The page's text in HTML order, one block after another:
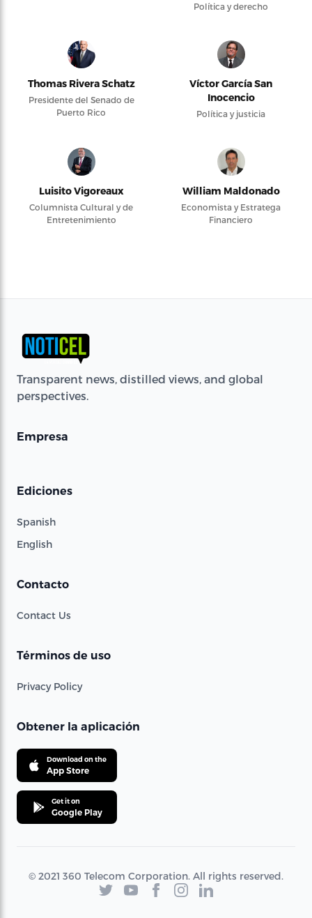
Política y derecho
Thomas Rivera Schatz
Presidente del Senado de
Puerto Rico
Víctor García San
Inocencio
Política y justicia
Luisito Vigoreaux
Columnista Cultural y de
Entretenimiento
William Maldonado
Economista y Estratega
Financiero
Transparent news, distilled views, and global
perspectives.
Empresa
Ediciones
Spanish
English
Contacto
Contact Us
Términos de uso
Privacy Policy
Obtener la aplicación
Download on the
App Store
Get it on
Google Play
© 2021 360 Telecom Corporation. All rights reserved.